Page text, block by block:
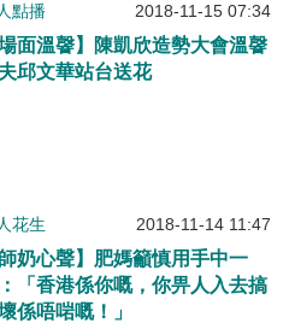
點播 2018-11-15 07:34
場面溫韾】陳凱欣造勢大會溫韾
邱文華站台送花
花生 2018-11-14 11:47
師奶心聲】肥媽籲慎用手中一
「香港係你嘅，你畀人入去搞
係唔啱嘅！」